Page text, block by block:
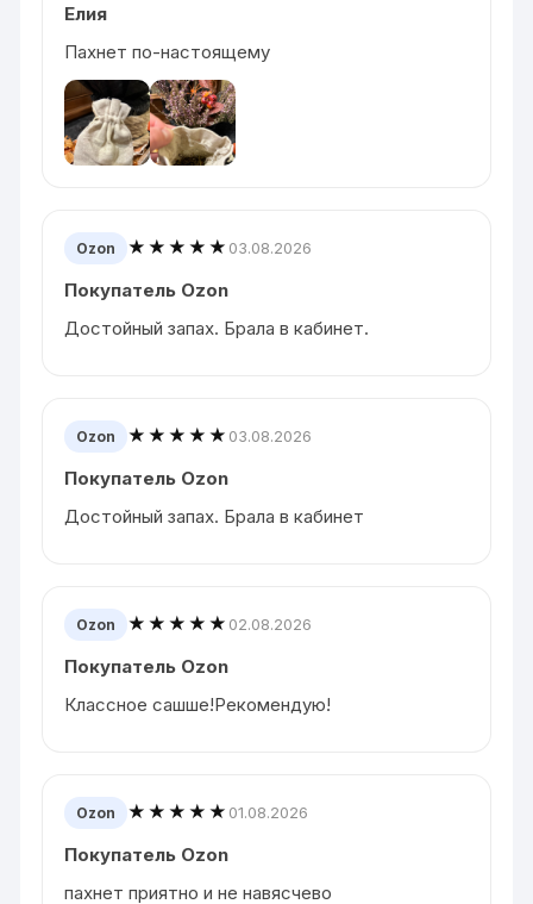
Елия
Пахнет по-настоящему
Ozon ★★★★★ 03.08.2026
Покупатель Ozon
Достойный запах. Брала в кабинет.
Ozon ★★★★★ 03.08.2026
Покупатель Ozon
Достойный запах. Брала в кабинет
Ozon ★★★★★ 02.08.2026
Покупатель Ozon
Классное сашше!Рекомендую!
Ozon ★★★★★ 01.08.2026
Покупатель Ozon
пахнет приятно и не навясчево